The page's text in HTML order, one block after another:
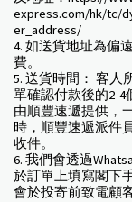
express.com/hk/tc/
er_address/
4. 如送貨地址為偏
費。
5. 送貨時間： 客人
單確認付款後的2-
由順豐速遞提供，
時，順豐速遞派件
收件。
6. 我們會透過
於訂單上填寫閣下
會於投寄前致電顧